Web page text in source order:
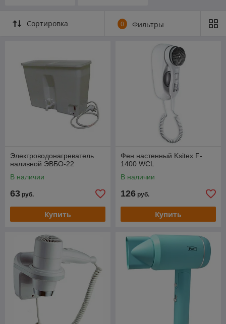
Сортировка 0 Фильтры
Электроводонагреватель
наливной ЭВБО-22
В наличии
63 руб.
Купить
Фен настенный Ksitex F-
1400 WCL
В наличии
126 руб.
Купить